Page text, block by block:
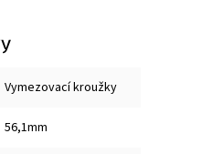
Vymezovací kroužky
56,1mm